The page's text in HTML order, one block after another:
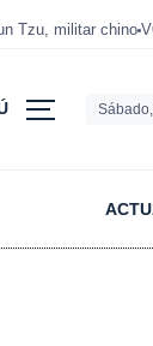
Tzu, militar chino